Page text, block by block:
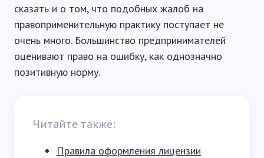
сказать и о том, что подобных жалоб на
правоприменительную практику поступает не
очень много. Большинство предпринимателей
оценивают право на ошибку, как однозначно
позитивную норму.
Читайте также:
Правила оформления лицензии